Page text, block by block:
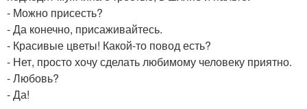
- Можно присесть?
- Да конечно, присаживайтесь.
- Красивые цветы! Какой-то повод есть?
- Нет, просто хочу сделать любимому человеку приятно.
- Любовь?
- Да!